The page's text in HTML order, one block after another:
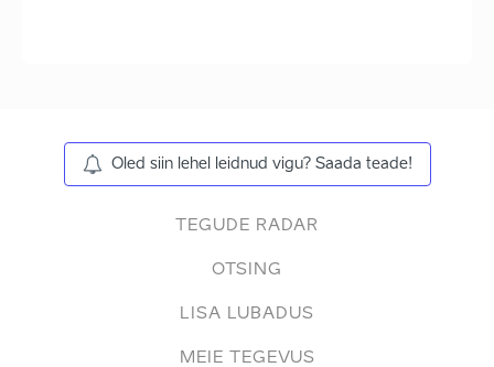
Oled siin lehel leidnud vigu? Saada teade!
TEGUDE RADAR
OTSING
LISA LUBADUS
MEIE TEGEVUS